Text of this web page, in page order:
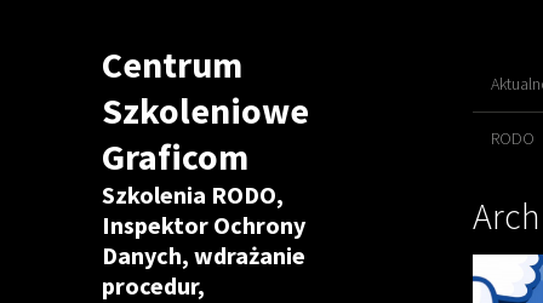
Centrum
Szkoleniowe
Graficom
Szkolenia RODO,
Inspektor Ochrony
Danych, wdrażanie
procedur,
RODO